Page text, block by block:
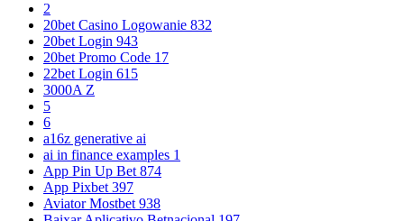
2
20bet Casino Logowanie 832
20bet Login 943
20bet Promo Code 17
22bet Login 615
3000A Z
5
6
a16z generative ai
ai in finance examples 1
App Pin Up Bet 874
App Pixbet 397
Aviator Mostbet 938